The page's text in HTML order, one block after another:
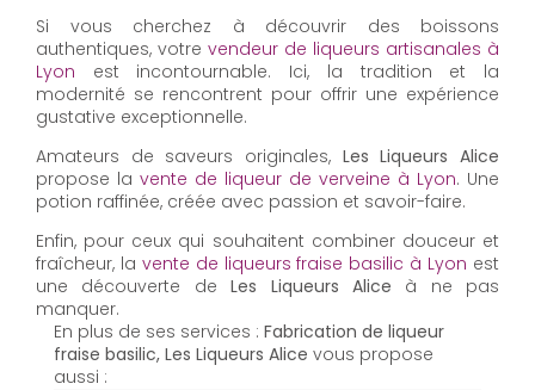
Si vous cherchez à découvrir des boissons
authentiques, votre vendeur de liqueurs artisanales à
Lyon est incontournable. Ici, la tradition et la
modernité se rencontrent pour offrir une expérience
gustative exceptionnelle.
Amateurs de saveurs originales, Les Liqueurs Alice
propose la vente de liqueur de verveine à Lyon. Une
potion raffinée, créée avec passion et savoir-faire.
Enfin, pour ceux qui souhaitent combiner douceur et
fraîcheur, la vente de liqueurs fraise basilic à Lyon est
une découverte deLes Liqueurs Alice à ne pas
manquer.
En plus de ses services : Fabrication de liqueur
fraise basilic, Les Liqueurs Alice vous propose
aussi :